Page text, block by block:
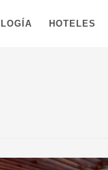
HOTELES